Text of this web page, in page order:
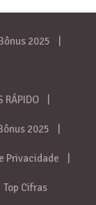
2025
RÁPIDO
2025
Privacidade
Top Cifras